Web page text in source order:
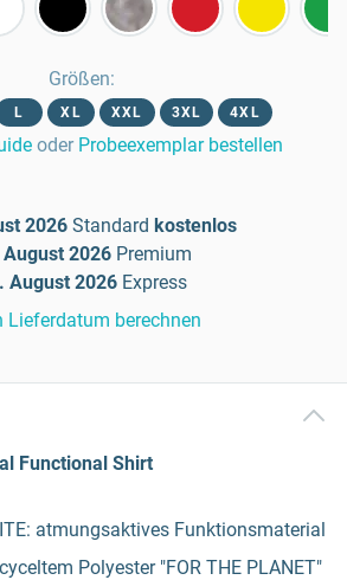
Größen:
L XL XXL 3XL 4XL
oder Probeexemplar bestellen
2026 Standard kostenlos
2026 Premium
August 2026 Express
Lieferdatum berechnen
Functional Shirt
atmungsaktives Funktionsmaterial
Polyester "FOR THE PLANET"